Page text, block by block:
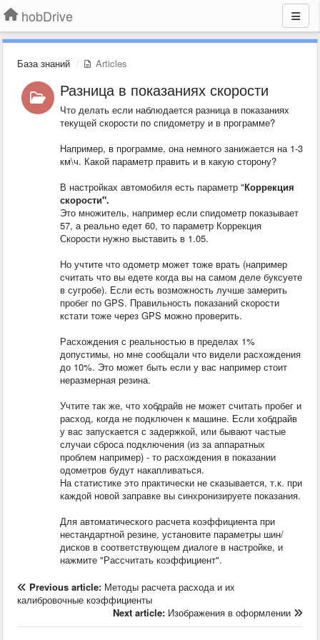
hobDrive
База знаний Articles
Разница в показаниях скорости
Что делать если наблюдается разница в показаниях
текущей скорости по спидометру и в программе?
Например, в программе, она немного занижается на 1-3
км\ч. Какой параметр править и в какую сторону?
В настройках автомобиля есть параметр "Коррекция
скорости".
Это множитель, например если спидометр показывает
57, а реально едет 60, то параметр Коррекция
Скорости нужно выставить в 1.05.
Но учтите что одометр может тоже врать (например
считать что вы едете когда вы на самом деле буксуете
в сугробе). Если есть возможность лучше замерить
пробег по GPS. Правильность показаний скорости
кстати тоже через GPS можно проверить.
Расхождения с реальностью в пределах 1%
допустимы, но мне сообщали что видели расхождения
до 10%. Это может быть если у вас например стоит
неразмерная резина.
Учтите так же, что хобдрайв не может считать пробег и
расход, когда не подключен к машине. Если хобдрайв
у вас запускается с задержкой, или бывают частые
случаи сброса подключения (из за аппаратных
проблем например) - то расхождения в показании
одометров будут накапливаться.
На статистике это практически не сказывается, т.к. при
каждой новой заправке вы синхронизируете показания.
Для автоматического расчета коэффициента при
нестандартной резине, установите параметры шин/
дисков в соответствующем диалоге в настройке, и
нажмите "Рассчитать коэффициент".
Previous article: Методы расчета расхода и их
калибровочные коэффициенты
Next article: Изображения в оформлении